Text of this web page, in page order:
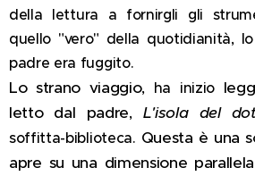
della lettura a fornirgli gli
quello "vero" della quotidianità,
padre era fuggito.
Lo strano viaggio, ha inizio
letto dal padre, L'isola del
soffitta-biblioteca. Questa è una
apre su una dimensione